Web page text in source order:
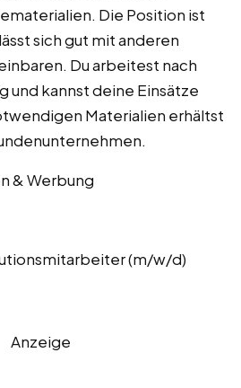
Die Position ist
sich gut mit anderen
Du arbeitest nach
und kannst deine Einsätze
Materialien erhältst
& Werbung
(m/w/d)
Anzeige